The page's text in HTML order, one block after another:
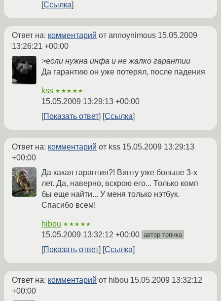
Ссылка
Ответ на: комментарий от annoynimous 15.05.2009
13:26:21 +00:00
>если нужна инфа и не жалко гарантии
Да гарантию он уже потерял, после падения
kss ★★★★★
15.05.2009 13:29:13 +00:00
Показать ответ
Ссылка
Ответ на: комментарий от kss 15.05.2009 13:29:13
+00:00
Да какая гарантия?! Винту уже больше 3-х
лет. Да, наверно, вскрою его... Только комп
бы еще найти... У меня только нэтбук.
Спасибо всем!
hibou ★★★★★
15.05.2009 13:32:12 +00:00 автор топика
Показать ответ Ссылка
Ответ на: комментарий от hibou 15.05.2009 13:32:12
+00:00